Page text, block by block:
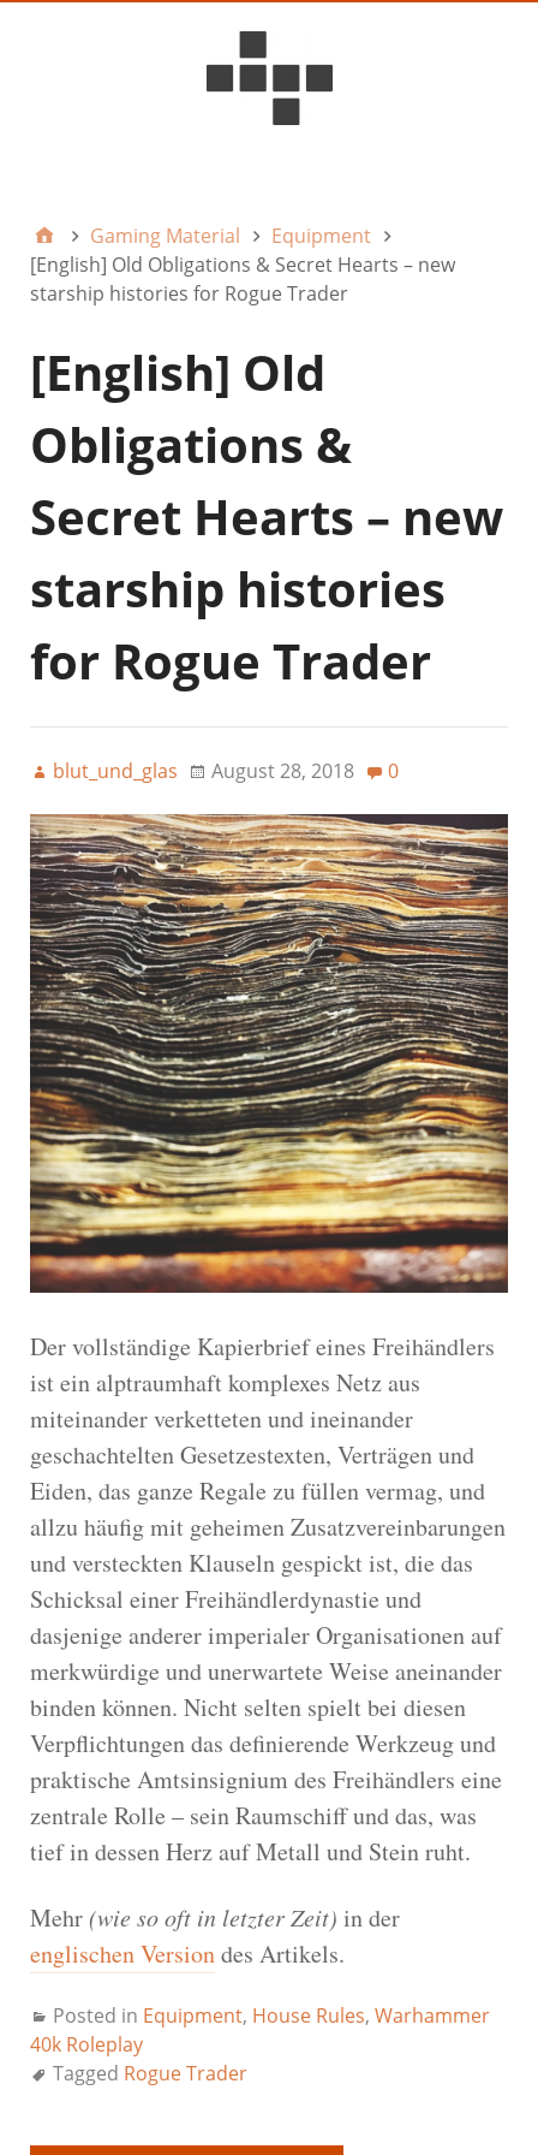
Gaming Material
Equipment
[English] Old Obligations & Secret Hearts – new
starship histories for Rogue Trader
[English] Old
Obligations &
Secret Hearts – new
starship histories
for Rogue Trader
blut_und_glas August 28, 2018 0
Der vollständige Kapierbrief eines Freihändlers
ist ein alptraumhaft komplexes Netz aus
miteinander verketteten und ineinander
geschachtelten Gesetzestexten, Verträgen und
Eiden, das ganze Regale zu füllen vermag, und
allzu häufig mit geheimen Zusatzvereinbarungen
und versteckten Klauseln gespickt ist, die das
Schicksal einer Freihändlerdynastie und
dasjenige anderer imperialer Organisationen auf
merkwürdige und unerwartete Weise aneinander
binden können. Nicht selten spielt bei diesen
Verpflichtungen das definierende Werkzeug und
praktische Amtsinsignium des Freihändlers eine
zentrale Rolle – sein Raumschiff und das, was
tief in dessen Herz auf Metall und Stein ruht.
Mehr (wie so oft in letzter Zeit) in der
englischen Versiondes Artikels.
Posted in Equipment, House Rules, Warhammer
40k Roleplay
Tagged Rogue Trader